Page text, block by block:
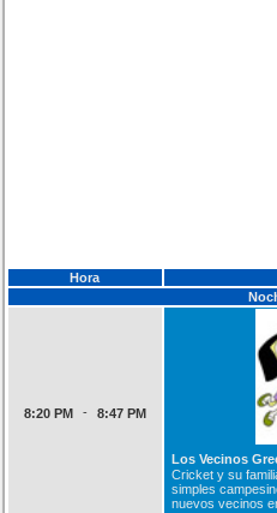
Hora
8:20 PM - 8:47 PM
Los Vecinos
Cricket y su
simples
nuevos vecinos